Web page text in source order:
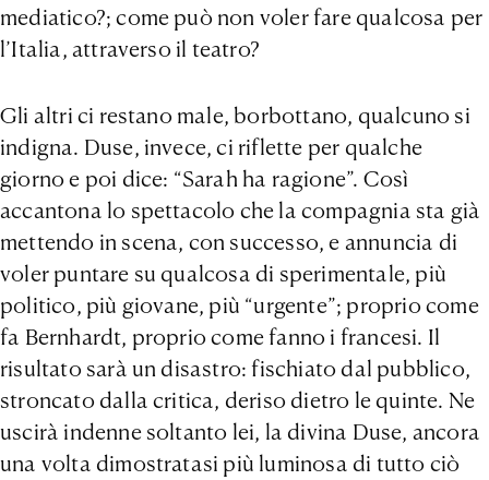
mediatico?; come può non voler fare qualcosa per
l’Italia, attraverso il teatro?
Gli altri ci restano male, borbottano, qualcuno si
indigna. Duse, invece, ci riflette per qualche
giorno e poi dice: “Sarah ha ragione”. Così
accantona lo spettacolo che la compagnia sta già
mettendo in scena, con successo, e annuncia di
voler puntare su qualcosa di sperimentale, più
politico, più giovane, più “urgente”; proprio come
fa Bernhardt, proprio come fanno i francesi. Il
risultato sarà un disastro: fischiato dal pubblico,
stroncato dalla critica, deriso dietro le quinte. Ne
uscirà indenne soltanto lei, la divina Duse, ancora
una volta dimostratasi più luminosa di tutto ciò